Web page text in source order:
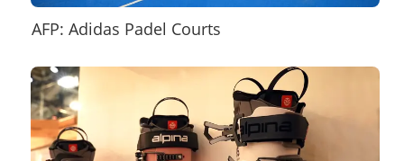
AFP: Adidas Padel Courts